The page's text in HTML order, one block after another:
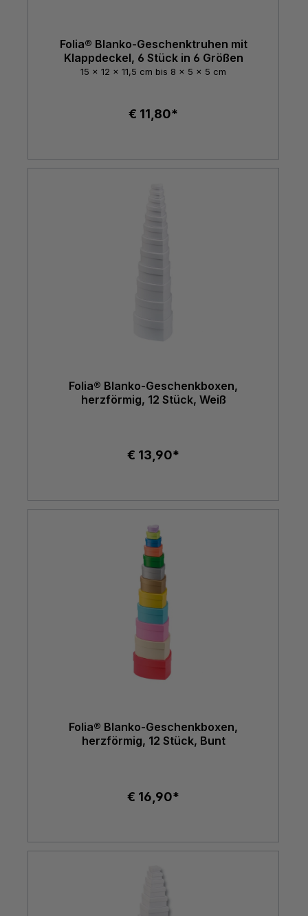
Folia® Blanko-Geschenktruhen mit
Klappdeckel, 6 Stück in 6 Größen
15 x 12 x 11,5 cm bis 8 x 5 x 5 cm
€ 11,80*
Folia® Blanko-Geschenkboxen,
herzförmig, 12 Stück, Weiß
€ 13,90*
Folia® Blanko-Geschenkboxen,
herzförmig, 12 Stück, Bunt
€ 16,90*